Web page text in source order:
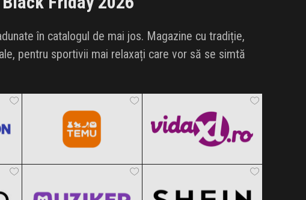
în catalogul de mai jos. Magazine cu tradiție,
pentru sportivii mai relaxați care vor să se simtă
Clic și Vezi Ofertele! Clic și Vezi Ofertele!